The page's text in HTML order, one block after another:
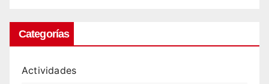
Categorías
Actividades